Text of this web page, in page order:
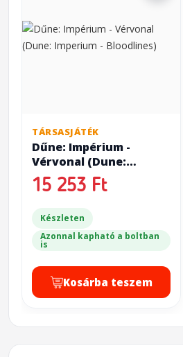
TÁRSASJÁTÉK
Dűne: Impérium -
Vérvonal (Dune:
Imperium - Bloodlines)
15 253 Ft
Készleten
Azonnal kapható a boltban
is
Kosárba teszem